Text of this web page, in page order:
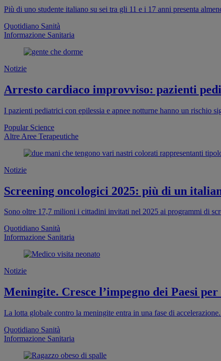
Più di uno studente italiano su sei tra gli 11 e i 17 anni presenta
Quotidiano Sanità
Informazione Sanitaria
Notizie
Arresto cardiaco improvviso: pazienti
I pazienti pediatrici con epilessia e apnee notturne hanno un
Popular Science
Altre Aree Terapeutiche
Notizie
Screening oncologici 2025: più di un
Sono oltre 17,7 milioni i cittadini invitati nel 2025 ai programmi di
Quotidiano Sanità
Informazione Sanitaria
Notizie
Meningite. Cresce l’impegno dei Paesi
La lotta globale contro la meningite entra in una fase di
Quotidiano Sanità
Informazione Sanitaria